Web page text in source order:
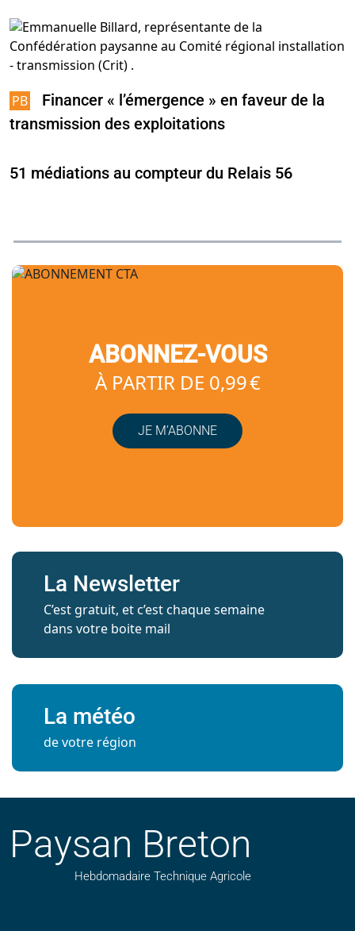
Financer « l’émergence » en faveur de la
transmission des exploitations
51 médiations au compteur du Relais 56
ABONNEZ-VOUS
À PARTIR DE 0,99 €
JE M’ABONNE
La Newsletter
C’est gratuit, et c’est chaque semaine
dans votre boite mail
La météo
de votre région
Paysan Breton
Hebdomadaire Technique Agricole